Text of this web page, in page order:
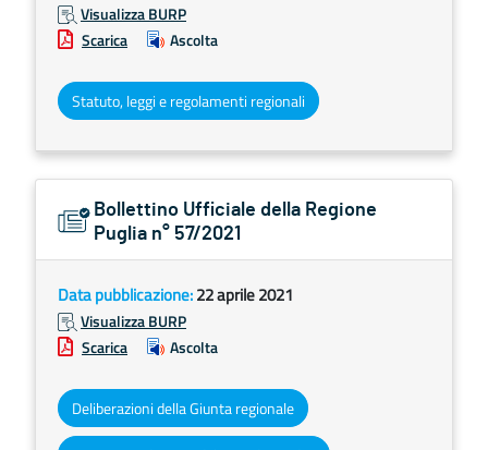
Visualizza BURP
Scarica
Ascolta
Statuto, leggi e regolamenti regionali
Bollettino Ufficiale della Regione
Puglia n° 57/2021
Data pubblicazione:22 aprile 2021
Visualizza BURP
Scarica
Ascolta
Deliberazioni della Giunta regionale